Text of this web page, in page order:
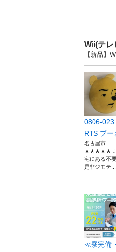
Wii(テレ
【新品】
0806-023
RTS プー
名古屋市
★★★★★
宅にある不
是非ジモテ...
≪寮完備